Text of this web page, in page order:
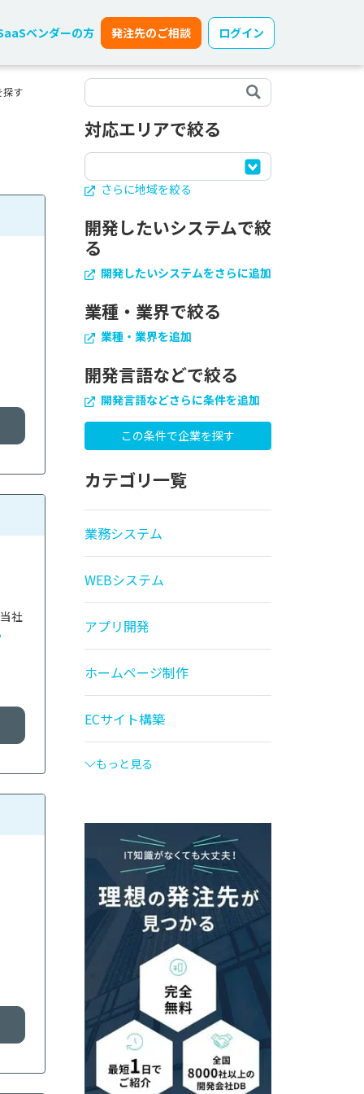
ベンダーの方 発注先のご相談 ログイン
探す
社
対応エリアで絞る
さらに地域を絞る
開発したいシステムで絞
る
開発したいシステムをさらに追加
業種・業界で絞る
業種・業界を追加
開発言語などで絞る
開発言語などさらに条件を追加
カテゴリ一覧
業務システム
WEBシステム
アプリ開発
ホームページ制作
ECサイト構築
もっと見る